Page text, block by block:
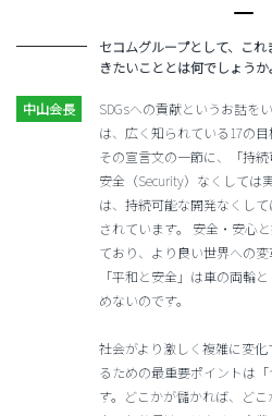
セコムグループとして、こ
きたいこととは何でしょうか
SDGsへの貢献というお話を
は、広く知られている17の
その宣言文の一節に、「持
安全（Security）なくしては
は、持続可能な開発なくし
されています。 安全・安心
ており、より良い世界への
「平和と安全」は車の両輪
めないのです。
社会がより激しく複雑に変
るための最重要ポイントは
す。どこかが儲かれば、ど